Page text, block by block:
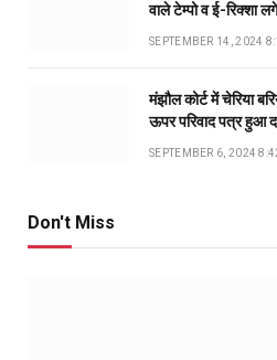
वाले टेम्पो व ई-रिक्शा
SEPTEMBER 14, 2024
मंझौल कोर्ट में चेरिया
ऊपर परिवाद पत्र हुआ
SEPTEMBER 6, 2024
Don't Miss